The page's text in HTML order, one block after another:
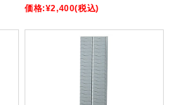
価格:¥2,400(税込)